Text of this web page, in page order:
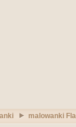
malowanki